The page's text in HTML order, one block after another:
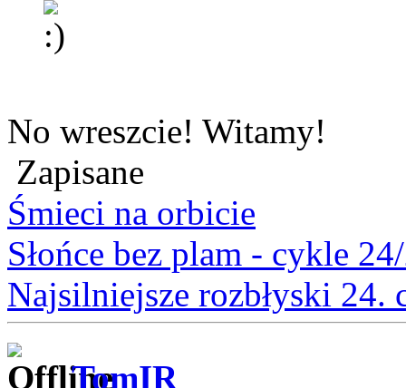
No wreszcie! Witamy!
Zapisane
Śmieci na orbicie
Słońce bez plam - cykle
Najsilniejsze rozbłyski 24.
TomIR